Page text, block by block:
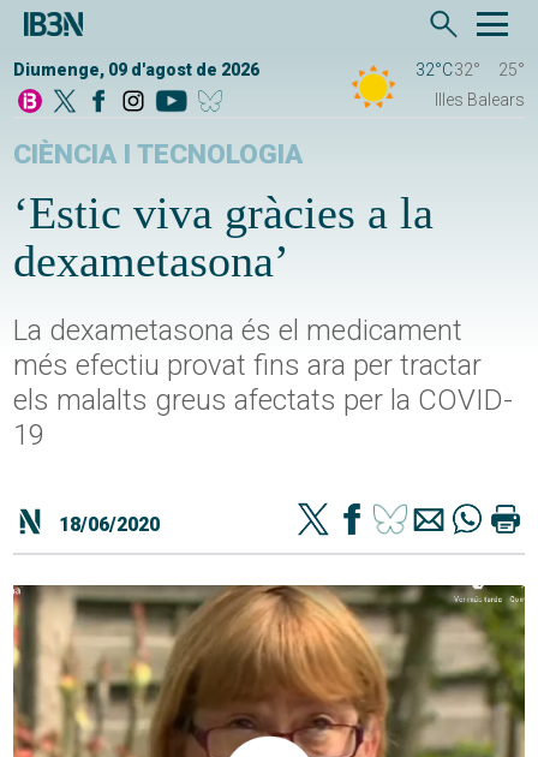
Diumenge, 09 d'agost de 2026 32°C32°
25°
Illes Balears
CIÈNCIA I TECNOLOGIA
‘Estic viva gràcies a la
dexametasona’
La dexametasona és el medicament
més efectiu provat fins ara per tractar
els malalts greus afectats per la COVID-
19
18/06/2020